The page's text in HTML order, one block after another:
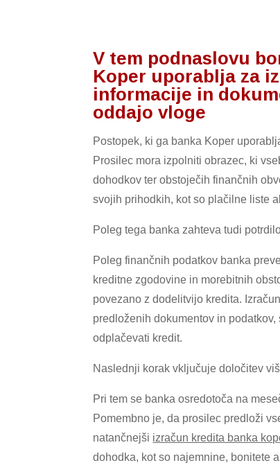
V tem podnaslovu
Koper uporablja za
informacije in
oddajo vloge
Postopek, ki ga banka Koper
Prosilec mora izpolniti obrazec, ki
dohodkov ter obstoječih finančnih
svojih prihodkih, kot so plačilne liste
Poleg tega banka zahteva tudi
Poleg finančnih podatkov banka
kreditne zgodovine in morebitnih
povezano z dodelitvijo kredita.
predloženih dokumentov in
odplačevati kredit.
Naslednji korak vključuje določitev
Pri tem se banka osredotoča na
Pomembno je, da prosilec predloži
natančnejši izračun kredita banka
dohodka, kot so najemnine, bonitete